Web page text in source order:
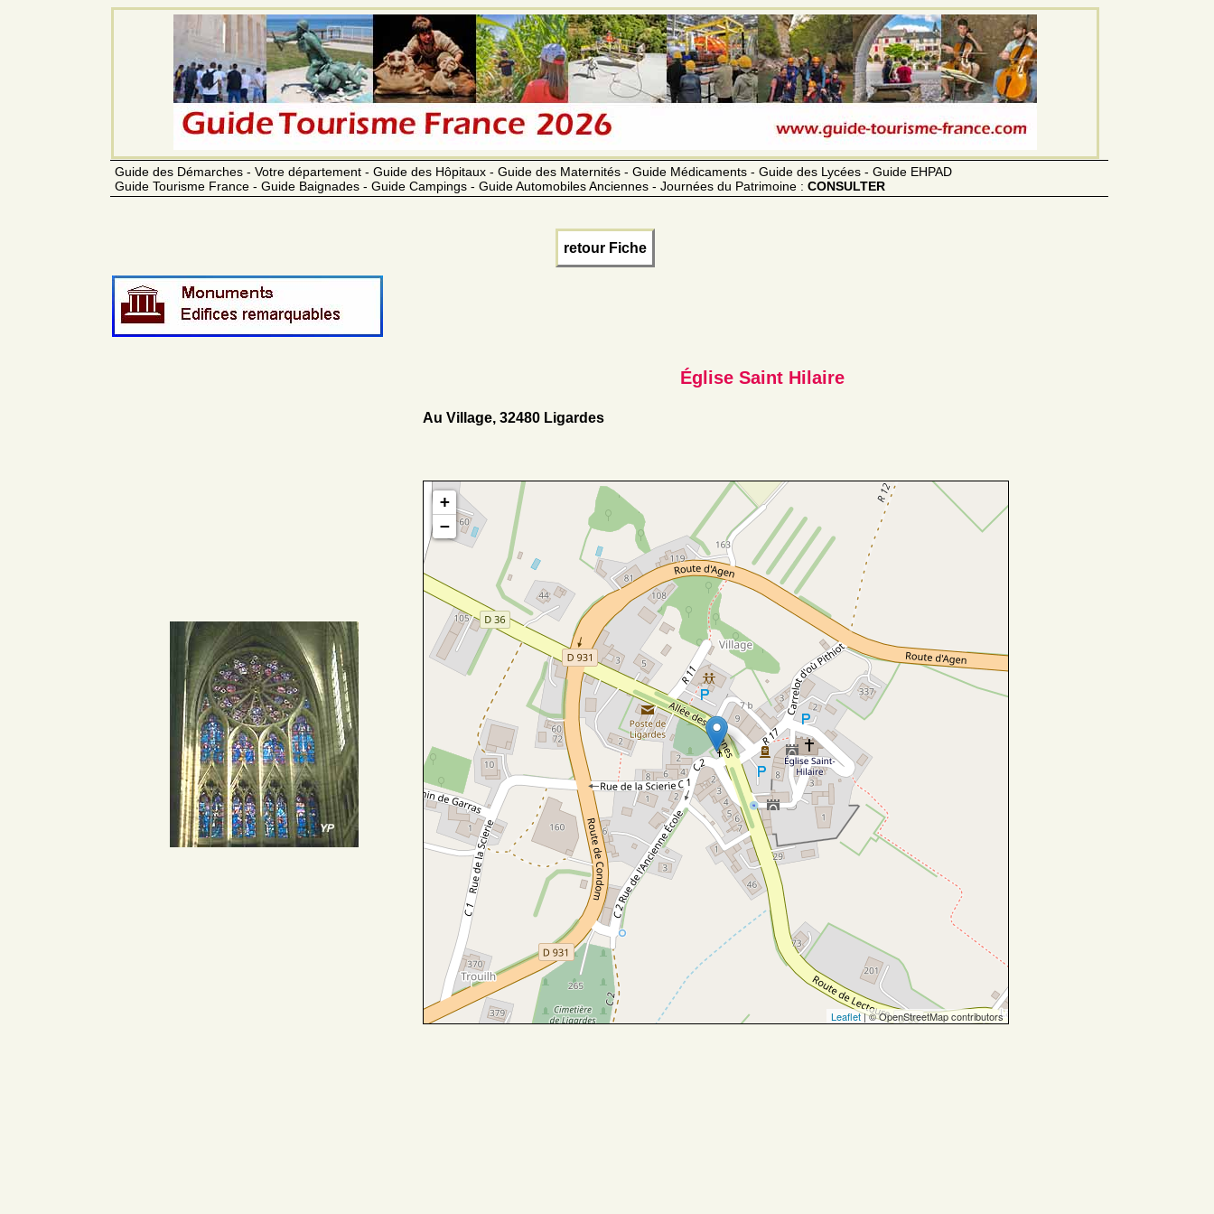
Guide des Démarches - Votre département - Guide des Hôpitaux - Guide des Maternités - Guide Médicaments - Guide des Lycées - Guide EHPAD
Guide Tourisme France - Guide Baignades - Guide Campings - Guide Automobiles Anciennes - Journées du Patrimoine : CONSULTER
retour Fiche
Église Saint Hilaire
Au Village, 32480 Ligardes
+
−
Leaflet| © OpenStreetMap contributors